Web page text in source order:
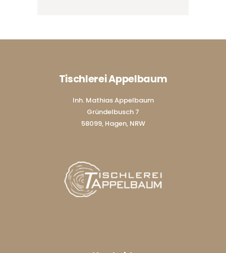
Tischlerei Appelbaum
Inh. Mathias Appelbaum
Gründelbusch 7
58099, Hagen, NRW